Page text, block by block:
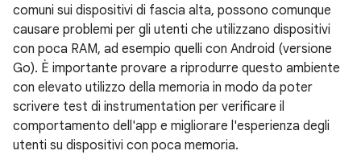
comuni sui dispositivi di fascia alta, possono comunque
causare problemi per gli utenti che utilizzano dispositivi
con poca RAM, ad esempio quelli con Android (versione
Go). È importante provare a riprodurre questo ambiente
con elevato utilizzo della memoria in modo da poter
scrivere test di instrumentation per verificare il
comportamento dell'app e migliorare l'esperienza degli
utenti su dispositivi con poca memoria.